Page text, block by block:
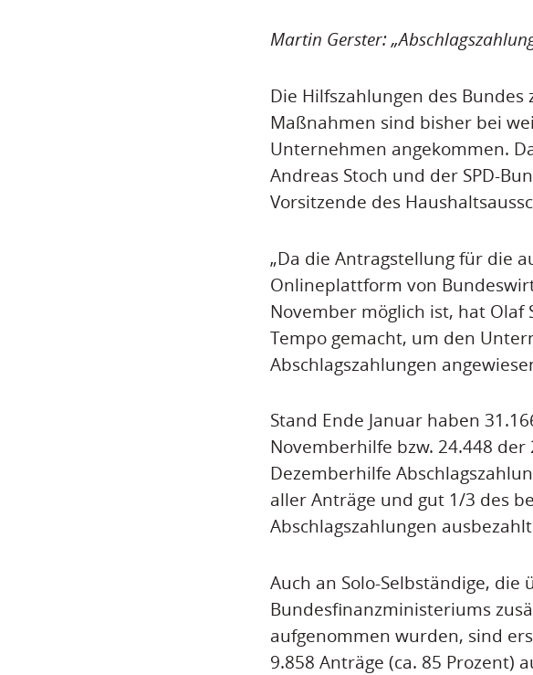
Martin Gerster:
Die Hilfszahlungen des
Maßnahmen sind bisher bei
Unternehmen angekommen.
Andreas Stoch und der SPD-
Vorsitzende des
„Da die Antragstellung für die
Onlineplattform von
November möglich ist, hat Olaf
Tempo gemacht, um den
Abschlagszahlungen
Stand Ende Januar haben
Novemberhilfe bzw. 24.448
Dezemberhilfe
aller Anträge und gut 1/3 des
Abschlagszahlungen
Auch an Solo-Selbständige,
Bundesfinanzministeriums
aufgenommen wurden, sind
9.858 Anträge (ca. 85 Prozent)